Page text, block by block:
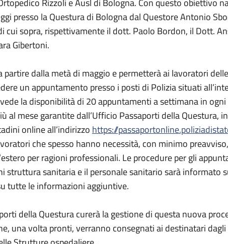
presso la Questura di Bologna dal Questore Antonio
cui sopra, rispettivamente il dott. Paolo Bordon, il Dott.
Gibertoni.
partire dalla metà di maggio e permetterà ai lavoratori
un appuntamento presso i posti di Polizia situati
la disponibilità di 20 appuntamenti a settimana in ogni
al mese garantite dall’Ufficio Passaporti della Questura,
online all’indirizzo https://
che spesso hanno necessità, con minimo
per ragioni professionali. Le procedure per gli
struttura sanitaria e il personale sanitario sarà informato
tutte le informazioni aggiuntive.
della Questura curerà la gestione di questa nuova
una volta pronti, verranno consegnati ai destinatari